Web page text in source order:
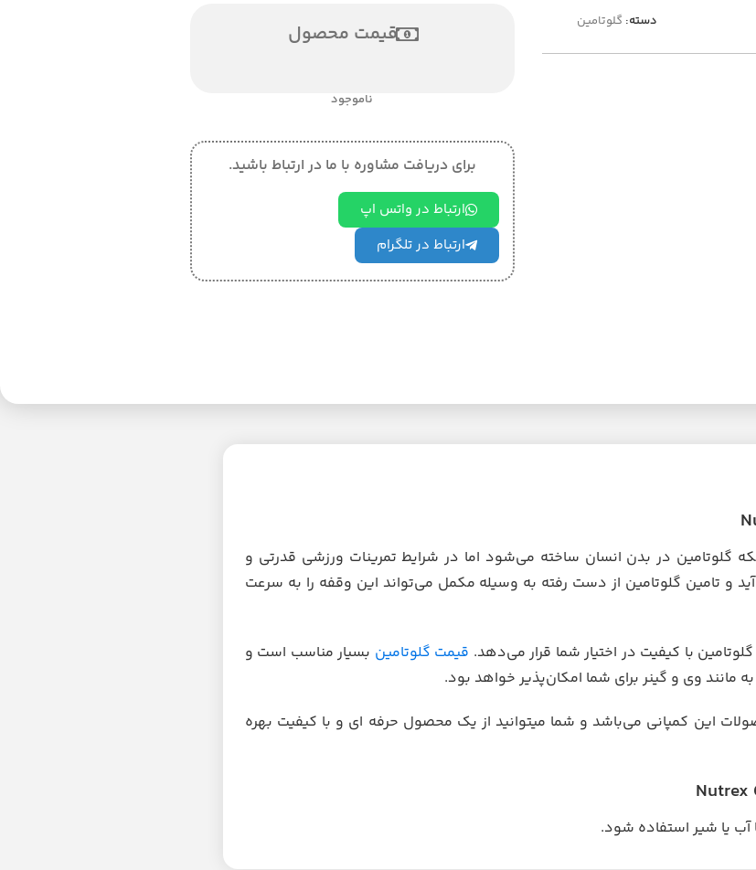
دسته: گلوتامین قیمت محصول
ناموجود
برای دریافت مشاوره با ما در ارتباط باشید.
ارتباط در واتس اپ
ارتباط در تلگرام
گلوتامین در بدن انسان ساخته می‌شود اما در شرایط تمرینات ورزشی قدرتی و
و تامین گلوتامین از دست رفته به وسیله مکمل می‌تواند این وقفه را به سرعت
با کیفیت در اختیار شما قرار می‌دهد. قیمت گلوتامین بسیار مناسب است و
وی و گینر برای شما امکان‌پذیر خواهد بود.
این کمپانی می‌باشد و شما میتوانید از یک محصول حرفه ای و با کیفیت بهره
آب یا شیر استفاده شود.